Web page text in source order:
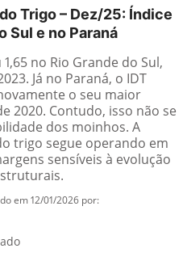
Trigo – Dez/25: Índice
Sul e no Paraná
no Rio Grande do Sul,
Já no Paraná, o IDT
o seu maior
2020. Contudo, isso não se
dos moinhos. A
trigo segue operando em
sensíveis à evolução
em 12/01/2026 por: